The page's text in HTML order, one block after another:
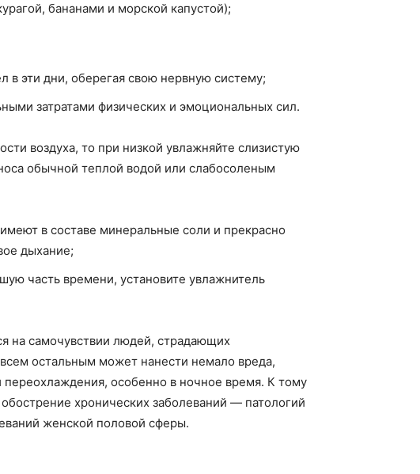
бананами и морской капустой);
в эти дни, оберегая свою нервную систему;
затратами физических и эмоциональных сил.
воздуха, то при низкой увлажняйте слизистую
обычной теплой водой или слабосоленым
в составе минеральные соли и прекрасно
дыхание;
часть времени, установите увлажнитель
на самочувствии людей, страдающих
остальным может нанести немало вреда,
особенно в ночное время. К тому
хронических заболеваний — патологий
женской половой сферы.